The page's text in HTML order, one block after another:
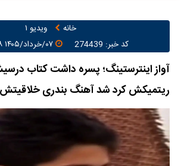
خانه
ویدیو ۱
کد خبر: 274439
۰۷/خرداد/۱۴۰۵ ۱۱:۴۳:۵۸
آواز اینترستینگ؛ پسره داشت کتاب
ریتمیکش کرد شد آهنگ بندری خلاقیتش